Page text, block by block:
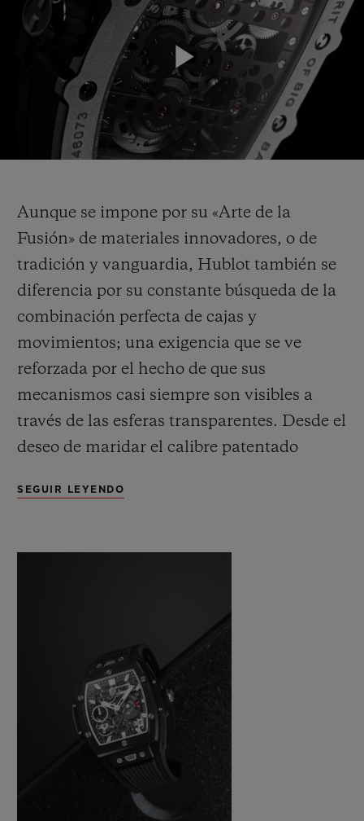
Play
Aunque se impone por su «Arte de la
Fusión» de materiales innovadores, o de
tradición y vanguardia, Hublot también se
diferencia por su constante búsqueda de la
combinación perfecta de cajas y
movimientos; una exigencia que se ve
reforzada por el hecho de que sus
mecanismos casi siempre son visibles a
través de las esferas transparentes. Desde el
deseo de maridar el calibre patentado
movimiento que ya ha cosechado un
serie Big Bang) con el diseño tipo «tonel»
Hublot no se contentaba con introducir tan
solo algunos pequeños cambios. Invocando
el espíritu del gran arte de la relojería, y
sabiendo que una caja con formato de tonel
debe contener necesariamente un calibre de
la misma forma, los ingenieros se
encargaron de revisar toda la construcción
del movimiento para que ocupara el nuevo
SEGUIR LEYENDO